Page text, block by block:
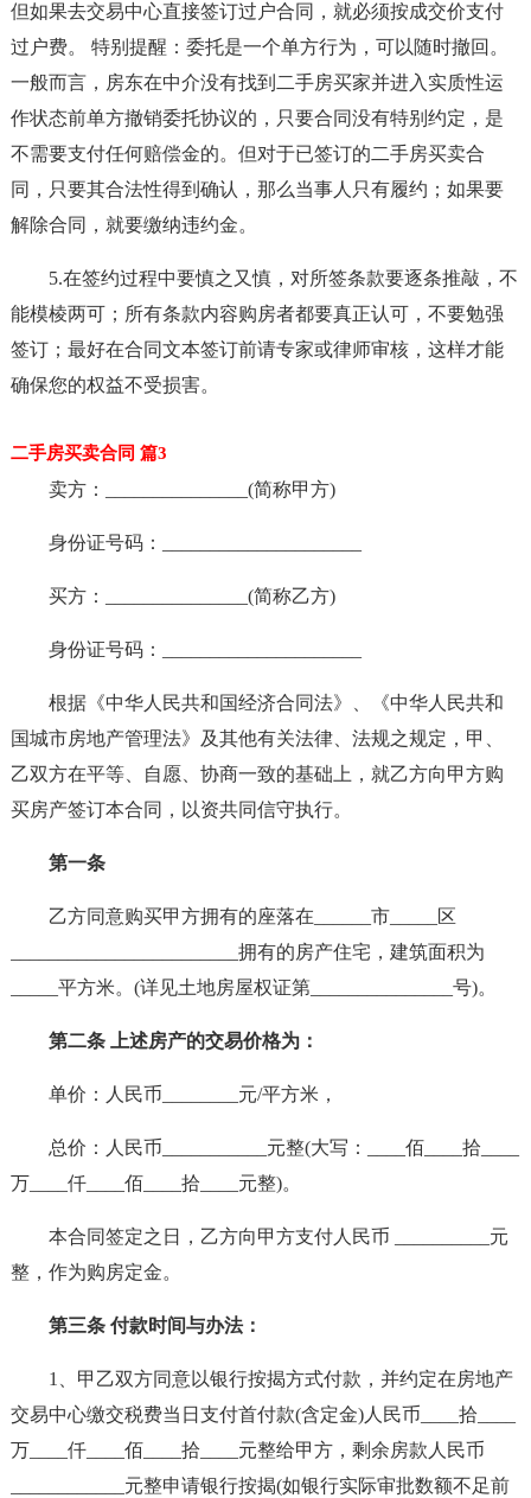
但如果去交易中心直接签订过户合同，就必须按成交价支付
过户费。 特别提醒：委托是一个单方行为，可以随时撤回。
一般而言，房东在中介没有找到二手房买家并进入实质性运
作状态前单方撤销委托协议的，只要合同没有特别约定，是
不需要支付任何赔偿金的。但对于已签订的二手房买卖合
同，只要其合法性得到确认，那么当事人只有履约；如果要
解除合同，就要缴纳违约金。
5.在签约过程中要慎之又慎，对所签条款要逐条推敲，不
能模棱两可；所有条款内容购房者都要真正认可，不要勉强
签订；最好在合同文本签订前请专家或律师审核，这样才能
确保您的权益不受损害。
二手房买卖合同 篇3
卖方：_______________(简称甲方)
身份证号码：_____________________
买方：_______________(简称乙方)
身份证号码：_____________________
根据《中华人民共和国经济合同法》、《中华人民共和
国城市房地产管理法》及其他有关法律、法规之规定，甲、
乙双方在平等、自愿、协商一致的基础上，就乙方向甲方购
买房产签订本合同，以资共同信守执行。
第一条
乙方同意购买甲方拥有的座落在______市_____区
________________________拥有的房产住宅，建筑面积为
_____平方米。(详见土地房屋权证第_______________号)。
第二条 上述房产的交易价格为：
单价：人民币________元/平方米，
总价：人民币___________元整(大写：____佰____拾____
万____仟____佰____拾____元整)。
本合同签定之日，乙方向甲方支付人民币 __________元
整，作为购房定金。
第三条 付款时间与办法：
1、甲乙双方同意以银行按揭方式付款，并约定在房地产
交易中心缴交税费当日支付首付款(含定金)人民币____拾____
万____仟____佰____拾____元整给甲方，剩余房款人民币
____________元整申请银行按揭(如银行实际审批数额不足前